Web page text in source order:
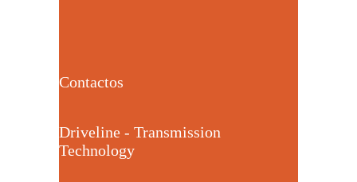
Contactos
Driveline - Transmission
Technology